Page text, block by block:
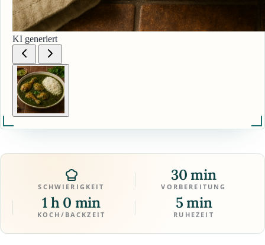
KI generiert
SCHWIERIGKEIT
30 min
VORBEREITUNG
1 h 0 min
KOCH/BACKZEIT
5 min
RUHEZEIT